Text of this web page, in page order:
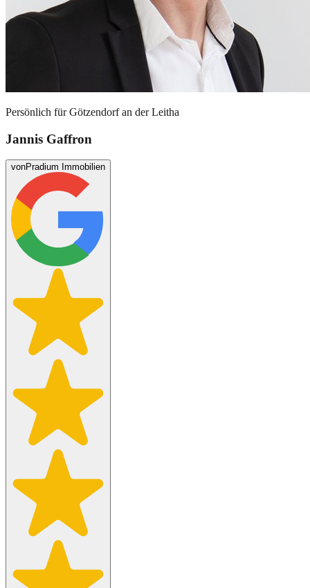
Persönlich fürGötzendorf an der Leitha
Jannis Gaffron
vonPradium Immobilien